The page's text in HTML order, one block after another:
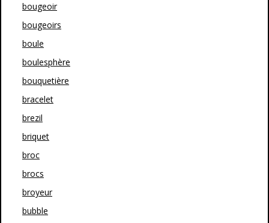
bougeoir
bougeoirs
boule
boulesphère
bouquetière
bracelet
brezil
briquet
broc
brocs
broyeur
bubble